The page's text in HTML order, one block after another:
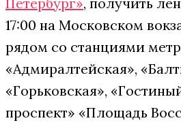
17:00 на Московском
рядом со станциями
«Адмиралтейская»,
«Горьковская»,
проспект» «Площадь